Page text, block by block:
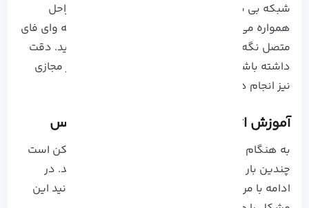
شبکه بی‌ سیم خود متصل شویم. با انجام این مراحل
همواره می توانید سیستم
خود را به وای فای
متصل نگه داشته و اینترنت پر سرعتی را تجربه کنید. دقت
داشته باشید که این موارد را می توان بروی
سرور مجازی
نیز انجام داد.
آموزش اتصال به وای فای در کالی لینوکس
به هنگام اتصال به وای فای در کالی لینوکس ممکن است
چندین بار قطع و وصلی شبکه را تجربه کرده باشید. در
ادامه با مراحل توضیح داده شده به راحتی می توانید این